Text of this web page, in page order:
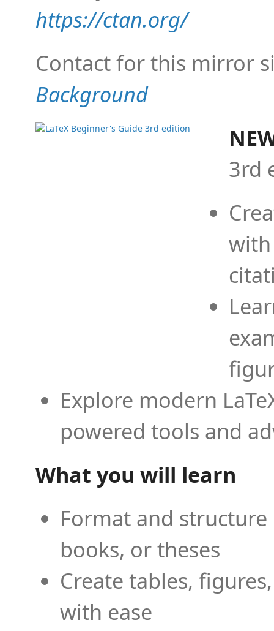
https://ctan.org/
Contact for this mirror
Background
3rd
Explore modern
powered tools and
What you will learn
Format and
books, or theses
Create tables,
with ease